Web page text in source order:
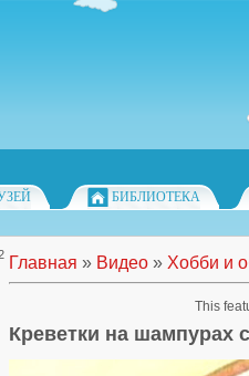
БИБЛИОТЕКА
Главная » Видео » Хобби и
Креветки на шампурах
This